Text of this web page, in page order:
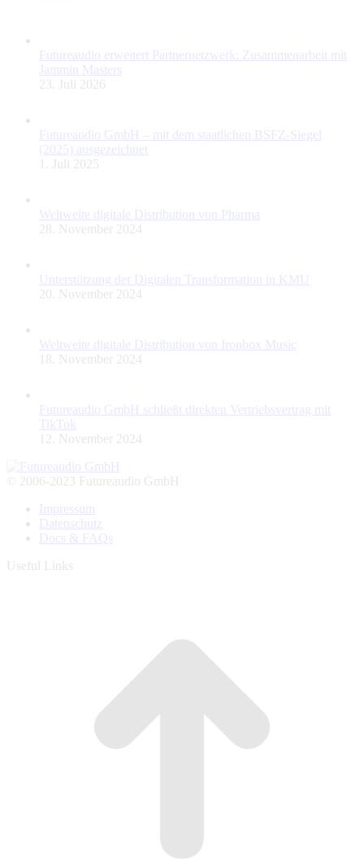
Futureaudio erweitert Partnernetzwerk: Zusammenarbeit mit
Jammin Masters
23. Juli 2026
Futureaudio GmbH – mit dem staatlichen BSFZ-Siegel
(2025) ausgezeichnet
1. Juli 2025
Weltweite digitale Distribution von Pharma
28. November 2024
Unterstützung der Digitalen Transformation in KMU
20. November 2024
Weltweite digitale Distribution von Ironbox Music
18. November 2024
Futureaudio GmbH schließt direkten Vertriebsvertrag mit
TikTok
12. November 2024
© 2006-2023 Futureaudio GmbH
Impressum
Datenschutz
Docs & FAQs
Useful Links